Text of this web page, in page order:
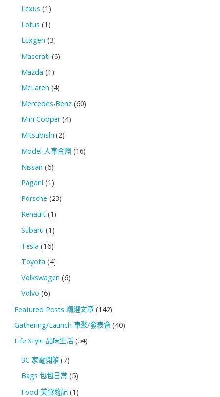
Lexus (1)
Lotus (1)
Luxgen (3)
Maserati (6)
Mazda (1)
McLaren (4)
Mercedes-Benz (60)
Mini Cooper(4)
Mitsubishi (2)
Model 人車合照 (16)
Nissan (6)
Pagani (1)
Porsche (23)
Renault (1)
Subaru (1)
Tesla (16)
Toyota (4)
Volkswagen (6)
Volvo (6)
Featured Posts 精選文章(142)
Gathering/Launch 車聚/發表會(40)
Life Style 品味生活(54)
3C 家電開箱 (7)
Bags 包包日常 (5)
Food 美食隨記 (1)